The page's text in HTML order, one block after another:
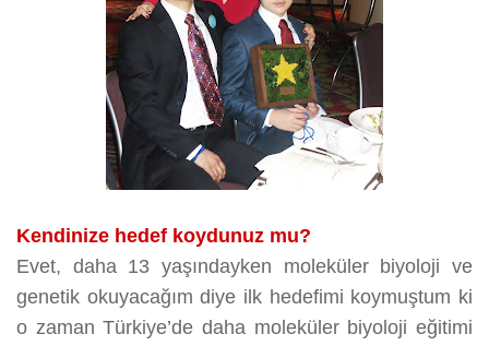
Kendinize hedef koydunuz mu?
Evet, daha 13 yaşındayken moleküler biyoloji ve
genetik okuyacağım diye ilk hedefimi koymuştum ki
o zaman Türkiye’de daha moleküler biyoloji eğitimi